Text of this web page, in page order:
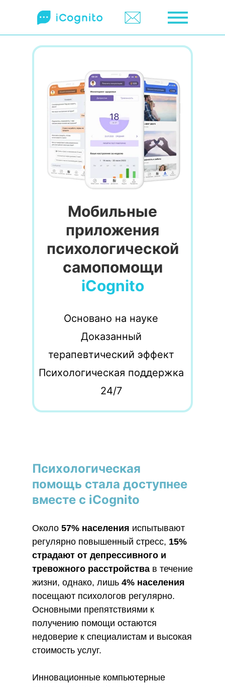
Мобильные
приложения
психологической
самопомощи
iCognito
Основано на науке
Доказанный
терапевтический эффект
Психологическая поддержка
24/7
Пcихологическая
помощь стала доступнее
вместе с iСognito
Около 57% населения испытывают
регулярно повышенный стресс, 15%
страдают от депрессивного и
тревожного расстройства в течение
жизни, однако, лишь 4% населения
посещают психологов регулярно.
Основными препятствиями к
получению помощи остаются
недоверие к специалистам и высокая
стоимость услуг.
Инновационные компьютерные